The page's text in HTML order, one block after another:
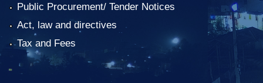
Public Procurement/ Tender Notices
Act, law and directives
Tax and Fees